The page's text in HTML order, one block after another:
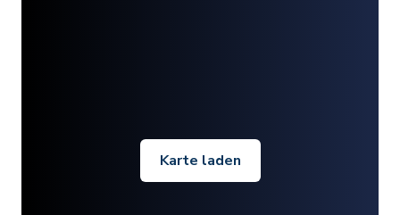
Karte laden